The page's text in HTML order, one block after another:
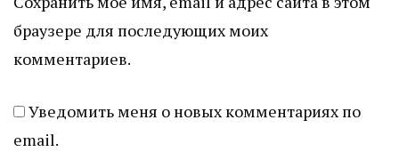
браузере для последующих моих
комментариев.
Уведомить меня о новых комментариях по
email.